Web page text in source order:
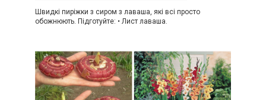
Швидкі пиріжки з сиром з лаваша, які всі просто
обожнюють. Підготуйте: • Лист лаваша.